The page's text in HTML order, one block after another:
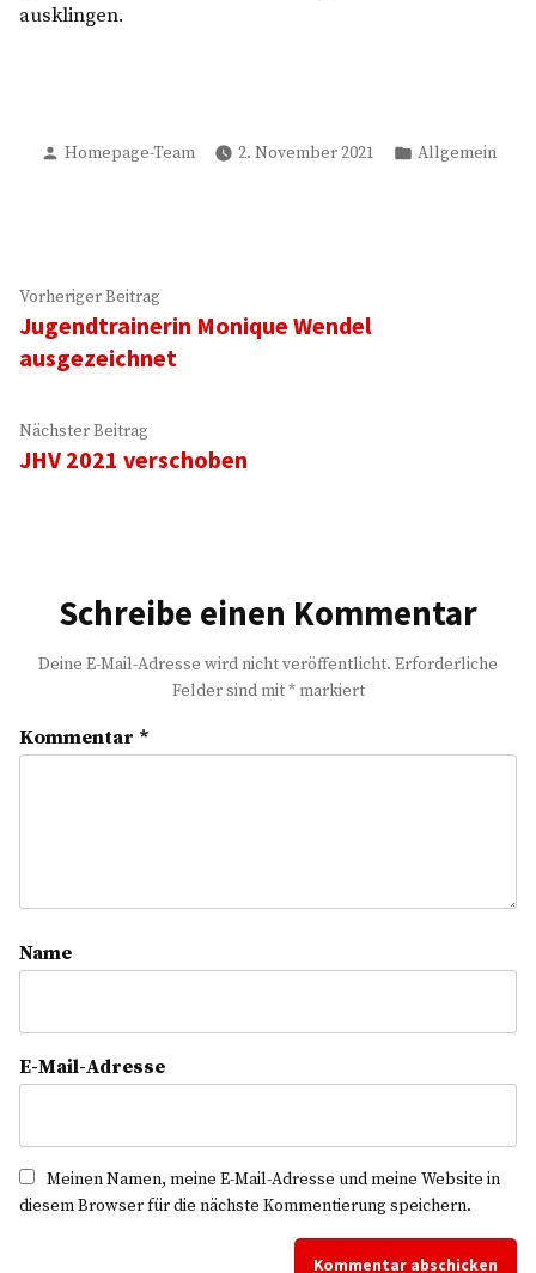
ausklingen.
Verfasst
Homepage-Team 2. November 2021
Veröffentlicht
Allgemein
Beitragsnavigation
Vorheriger Beitrag
Beitrag:
Jugendtrainerin Monique Wendel
ausgezeichnet
Nächster Beitrag
Beitrag:
JHV 2021 verschoben
Schreibe einen Kommentar
Deine E-Mail-Adresse wird nicht veröffentlicht. Erforderliche
Felder sind mit*markiert
Kommentar *
Name
E-Mail-Adresse
Meinen Namen, meine E-Mail-Adresse und meine Website in
diesem Browser für die nächste Kommentierung speichern.